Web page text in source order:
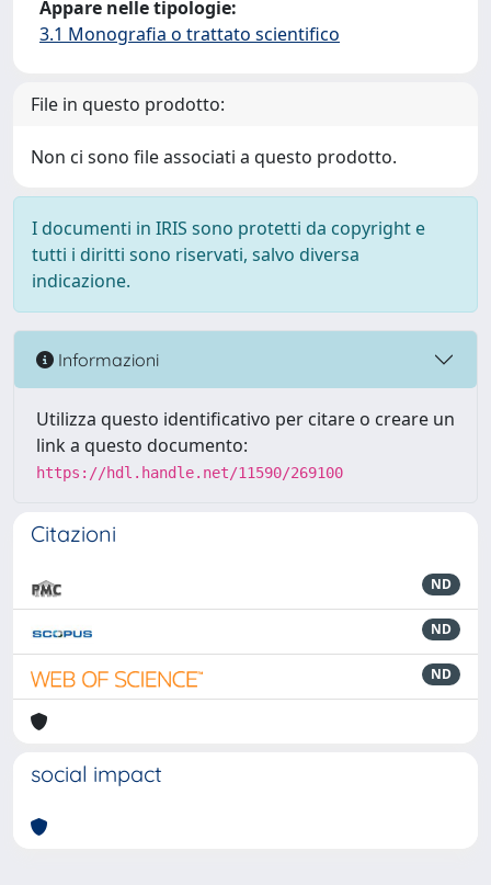
Appare nelle tipologie:
3.1 Monografia o trattato scientifico
File in questo prodotto:
Non ci sono file associati a questo prodotto.
I documenti in IRIS sono protetti da copyright e
tutti i diritti sono riservati, salvo diversa
indicazione.
Informazioni
Utilizza questo identificativo per citare o creare un
link a questo documento:
https://hdl.handle.net/11590/269100
Citazioni
ND
ND
ND
social impact